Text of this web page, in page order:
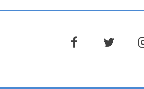
facebooktwitter